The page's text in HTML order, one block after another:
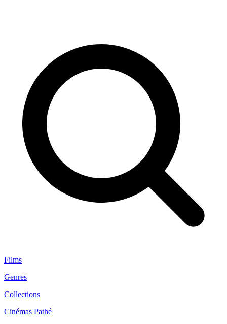
Films
Genres
Collections
Cinémas Pathé